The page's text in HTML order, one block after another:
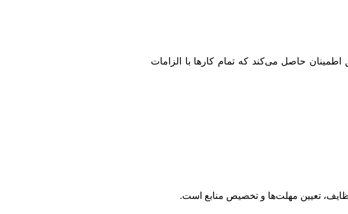
حاصل می‌کند که تمام کارها با الزامات
تعیین مهلت‌ها و تخصیص منابع است.